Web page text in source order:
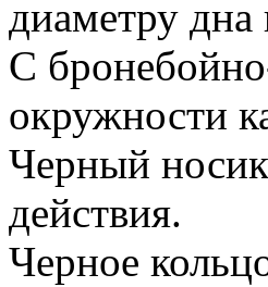
диаметру дна
С
окружности
Черный
действия.
Черное